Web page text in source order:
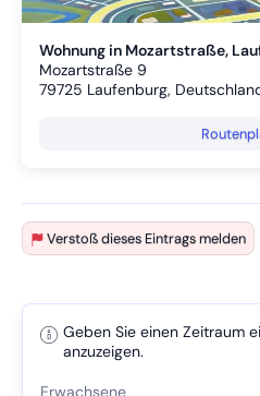
Wohnung in Mozartstraße,
Mozartstraße 9
79725 Laufenburg,
Verstoß dieses Eintrags melden
Geben Sie einen Zeitraum
anzuzeigen.